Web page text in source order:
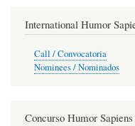
International Humor
Call / Convocatoria
Nominees / Nominados
Concurso Humor Sapiens